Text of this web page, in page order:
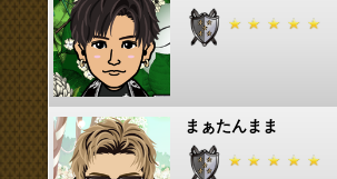
まぁたんまま